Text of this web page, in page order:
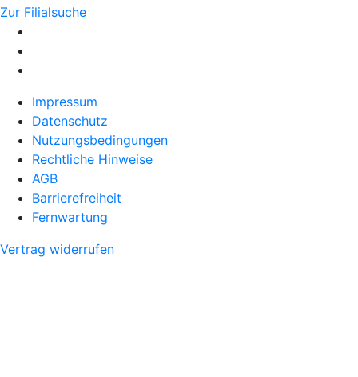
Zur Filialsuche
Impressum
Datenschutz
Nutzungsbedingungen
Rechtliche Hinweise
AGB
Barrierefreiheit
Fernwartung
Vertrag widerrufen